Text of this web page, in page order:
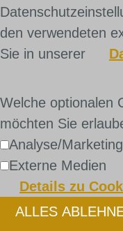
den verwendeten
Sie in unserer
Welche optionalen
möchten Sie
Analyse/Marketing
Externe Medien
Details zu
ALLES